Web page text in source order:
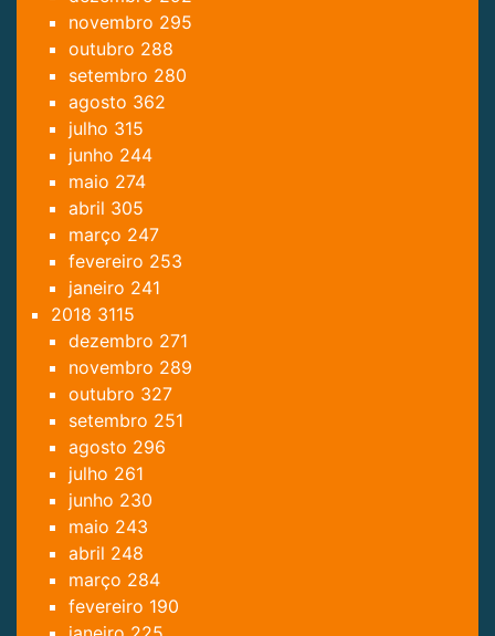
novembro 295
outubro 288
setembro 280
agosto 362
julho 315
junho 244
maio 274
abril 305
março 247
fevereiro 253
janeiro 241
2018 3115
dezembro 271
novembro 289
outubro 327
setembro 251
agosto 296
julho 261
junho 230
maio 243
abril 248
março 284
fevereiro 190